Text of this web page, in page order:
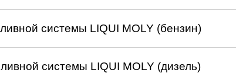
системы LIQUI MOLY (бензин)
системы LIQUI MOLY (дизель)